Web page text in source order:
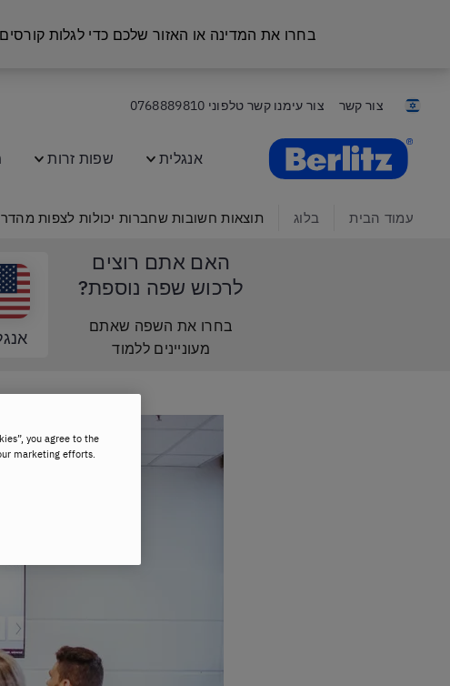
בחרו את המדינה או האזור שלכם כדי לגלות
צור קשר צור עימנו קשר טלפוני 0768889810
Berlitz Israel
אנגלית שפות זרות
עמוד הבית בלוג תוצאות חשובות שחברות יכולות לצפות
האם אתם רוצים
לרכוש שפה נוספת?
בחרו את השפה שאתם
מעוניינים ללמוד
you agree to the
marketing efforts.